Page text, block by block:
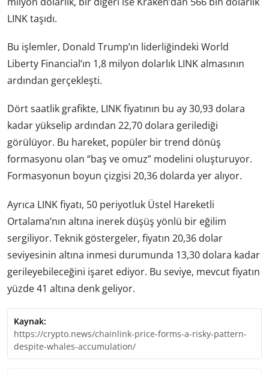
LINK taşıdı.
Bu işlemler, Donald Trump’ın liderliğindeki World
Liberty Financial’ın 1,8 milyon dolarlık LINK almasının
ardından gerçekleşti.
Dört saatlik grafikte, LINK fiyatının bu ay 30,93 dolara
kadar yükselip ardından 22,70 dolara gerilediği
görülüyor. Bu hareket, popüler bir trend dönüş
formasyonu olan “baş ve omuz” modelini oluşturuyor.
Formasyonun boyun çizgisi 20,36 dolarda yer alıyor.
Ayrıca LINK fiyatı, 50 periyotluk Üstel Hareketli
Ortalama’nın altına inerek düşüş yönlü bir eğilim
sergiliyor. Teknik göstergeler, fiyatın 20,36 dolar
seviyesinin altına inmesi durumunda 13,30 dolara kadar
gerileyebileceğini işaret ediyor. Bu seviye, mevcut fiyatın
yüzde 41 altına denk geliyor.
Kaynak:
https://crypto.news/chainlink-price-forms-a-risky-pattern-
despite-whales-accumulation/